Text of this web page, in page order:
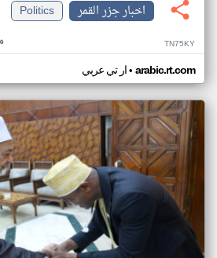
اخبار جزر القمر
Politics
TN75KY
ار تي عربي• arabic.rt.com